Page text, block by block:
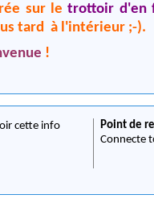
sur letrottoir d'en
tard à l'intérieur ;-).
!
cette info
Point de
Connecte